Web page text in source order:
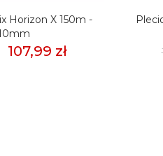
Horizon X 150m -
107,99 zł